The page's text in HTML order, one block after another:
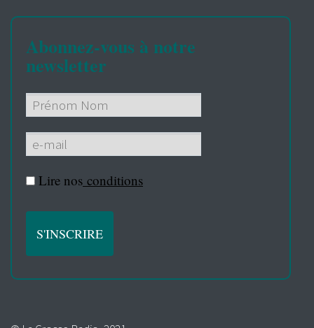
Abonnez-vous à notre
newsletter
Lire nos conditions